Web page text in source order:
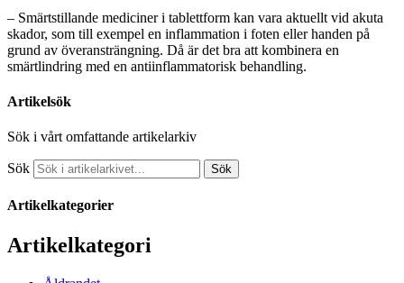
– Smärtstillande mediciner i tablettform kan vara aktuellt vid akuta
skador, som till exempel en inflammation i foten eller handen på
grund av överansträngning. Då är det bra att kombinera en
smärtlindring med en antiinflammatorisk behandling.
Artikelsök
Sök i vårt omfattande artikelarkiv
Sök Sök
Artikelkategorier
Artikelkategori